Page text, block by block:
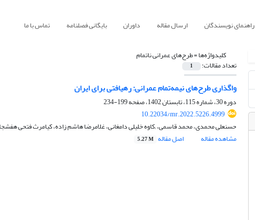
راهنمای نویسندگان ارسال مقاله داوران بایگانی فصلنامه تماس با ما
کلیدواژه‌ها =طرح‌های عمرانی ناتمام
تعداد مقالات: 1
واگذاری طرح‌های نیمه‌تمام عمرانی: رهیافتی برای ایران
دوره 30، شماره 115، تابستان 1402، صفحه
199-234
10.22034/mr.2022.5226.4999
حسنعلی محمدی، محمد قاسمی، ;کاوه خلیلی دامغانی، غلامرضا هاشم زاده، کیامرث فتحی
مشاهده مقاله
اصل مقاله 5.27 M